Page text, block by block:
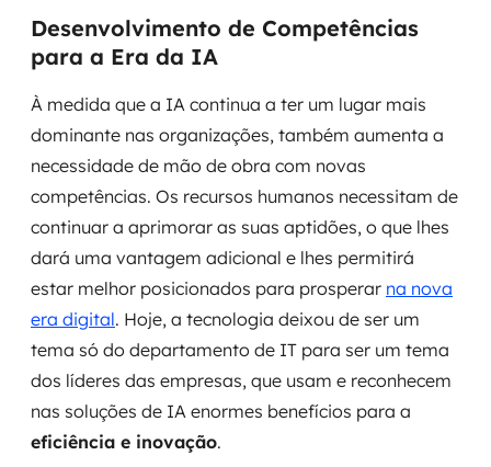
Desenvolvimento de Competências
para a Era da IA
À medida que a IA continua a ter um lugar mais
dominante nas organizações, também aumenta a
necessidade de mão de obra com novas
competências. Os recursos humanos necessitam de
continuar a aprimorar as suas aptidões, o que lhes
dará uma vantagem adicional e lhes permitirá
estar melhor posicionados para prosperar na nova
era digital. Hoje, a tecnologia deixou de ser um
tema só do departamento de IT para ser um tema
dos líderes das empresas, que usam e reconhecem
nas soluções de IA enormes benefícios para a
eficiência e inovação.